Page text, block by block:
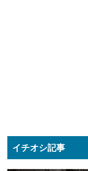
イチオシ記事